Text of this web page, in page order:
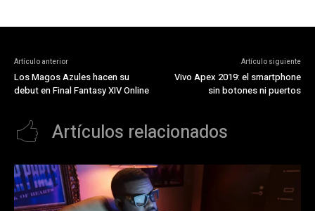
Artículo anterior
Los Magos Azules hacen su
debut en Final Fantasy XIV Online
Artículo siguiente
Vivo Apex 2019: el smartphone
sin botones ni puertos
Artículos relacionados